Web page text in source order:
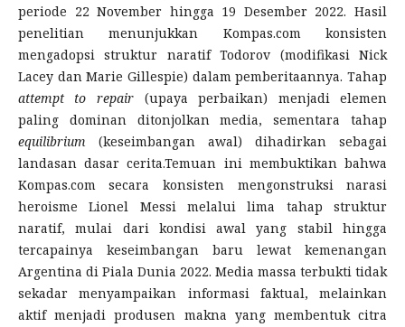
periode 22 November hingga 19 Desember 2022. Hasil
penelitian menunjukkan Kompas.com konsisten
mengadopsi struktur naratif Todorov (modifikasi Nick
Lacey dan Marie Gillespie) dalam pemberitaannya. Tahap
attempt to repair (upaya perbaikan) menjadi elemen
paling dominan ditonjolkan media, sementara tahap
equilibrium (keseimbangan awal) dihadirkan sebagai
landasan dasar cerita.Temuan ini membuktikan bahwa
Kompas.com secara konsisten mengonstruksi narasi
heroisme Lionel Messi melalui lima tahap struktur
naratif, mulai dari kondisi awal yang stabil hingga
tercapainya keseimbangan baru lewat kemenangan
Argentina di Piala Dunia 2022. Media massa terbukti tidak
sekadar menyampaikan informasi faktual, melainkan
aktif menjadi produsen makna yang membentuk citra